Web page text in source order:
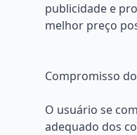
publicidade e
melhor preço
Compromisso
O usuário se
adequado dos